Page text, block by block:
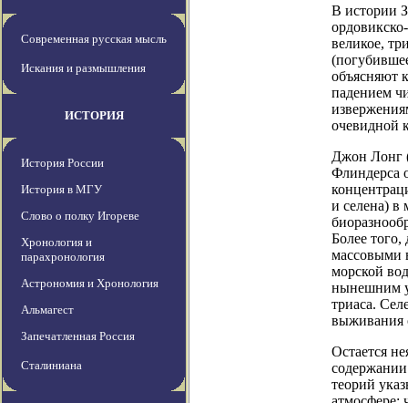
Современная русская мысль
Искания и размышления
ИСТОРИЯ
История России
История в МГУ
Слово о полку Игореве
Хронология и
парахронология
Астрономия и Хронология
Альмагест
Запечатленная Россия
Сталиниана
В истории
великое,
объясняют
падением
очевидной
Джон Лонг
Флиндерса
и селена) в
Более того,
массовыми
морской
нынешним
триаса.
выживания
Остается
теорий